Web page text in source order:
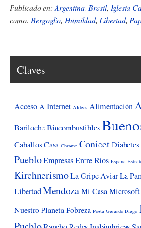
Los
zapatos
un
de
Publicado en: Argentina, Brasil, Iglesia
como: Bergoglio, Humildad, Libertad,
Claves
Acceso A Internet Aldeas Alimentación
BarilocheBiocombustibles
CaballosCasa Chrome ConicetDiabetes
PuebloEmpresasEntre Ríos España
KirchnerismoLa Gripe AviarLa
LibertadMendozaMi CasaMicrosoft
Nuestro PlanetaPobreza Poeta Gerardo Diego